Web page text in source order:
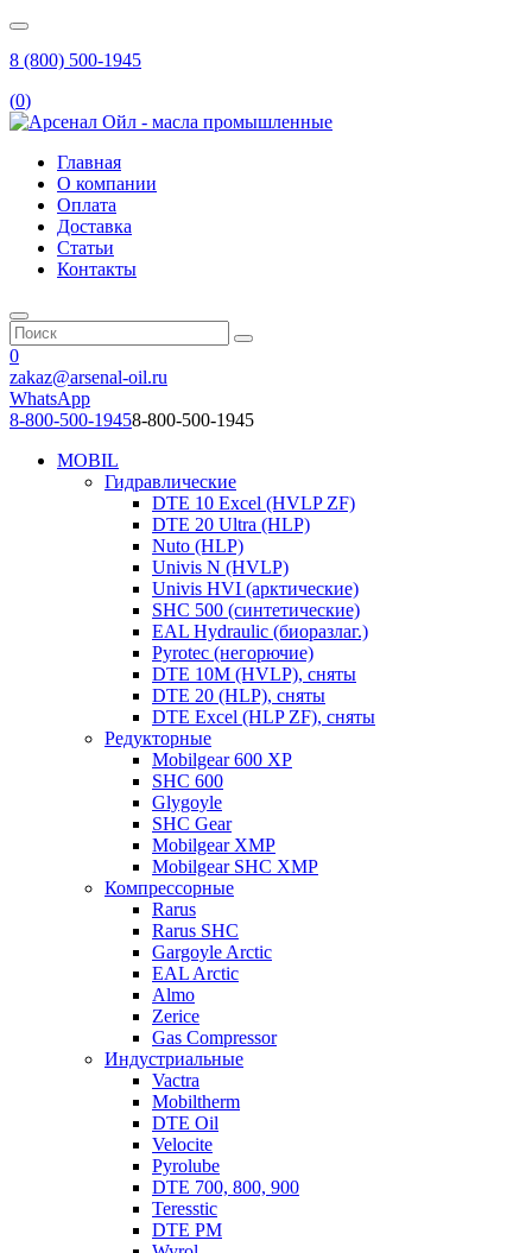
8 (800) 500-1945
(0)
Главная
О компании
Оплата
Доставка
Статьи
Контакты
0
zakaz@arsenal-oil.ru
WhatsApp
8-800-500-19458-800-500-1945
MOBIL
Гидравлические
DTE 10 Excel (HVLP ZF)
DTE 20 Ultra (HLP)
Nuto (HLP)
Univis N (HVLP)
Univis HVI (арктические)
SHC 500 (синтетические)
EAL Hydraulic (биоразлаг.)
Pyrotec (негорючие)
DTE 10M (HVLP), сняты
DTE 20 (HLP), сняты
DTE Excel (HLP ZF), сняты
Редукторные
Mobilgear 600 XP
SHC 600
Glygoyle
SHC Gear
Mobilgear XMP
Mobilgear SHC XMP
Компрессорные
Rarus
Rarus SHC
Gargoyle Arctic
EAL Arctic
Almo
Zerice
Gas Compressor
Индустриальные
Vactra
Mobiltherm
DTE Oil
Velocite
Pyrolube
DTE 700, 800, 900
Teresstic
DTE PM